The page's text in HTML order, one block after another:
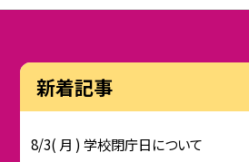
新着記事
8/3( 月 ) 学校閉庁日について